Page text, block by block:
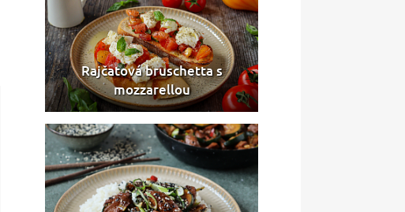
Rajčatová bruschetta s
mozzarellou